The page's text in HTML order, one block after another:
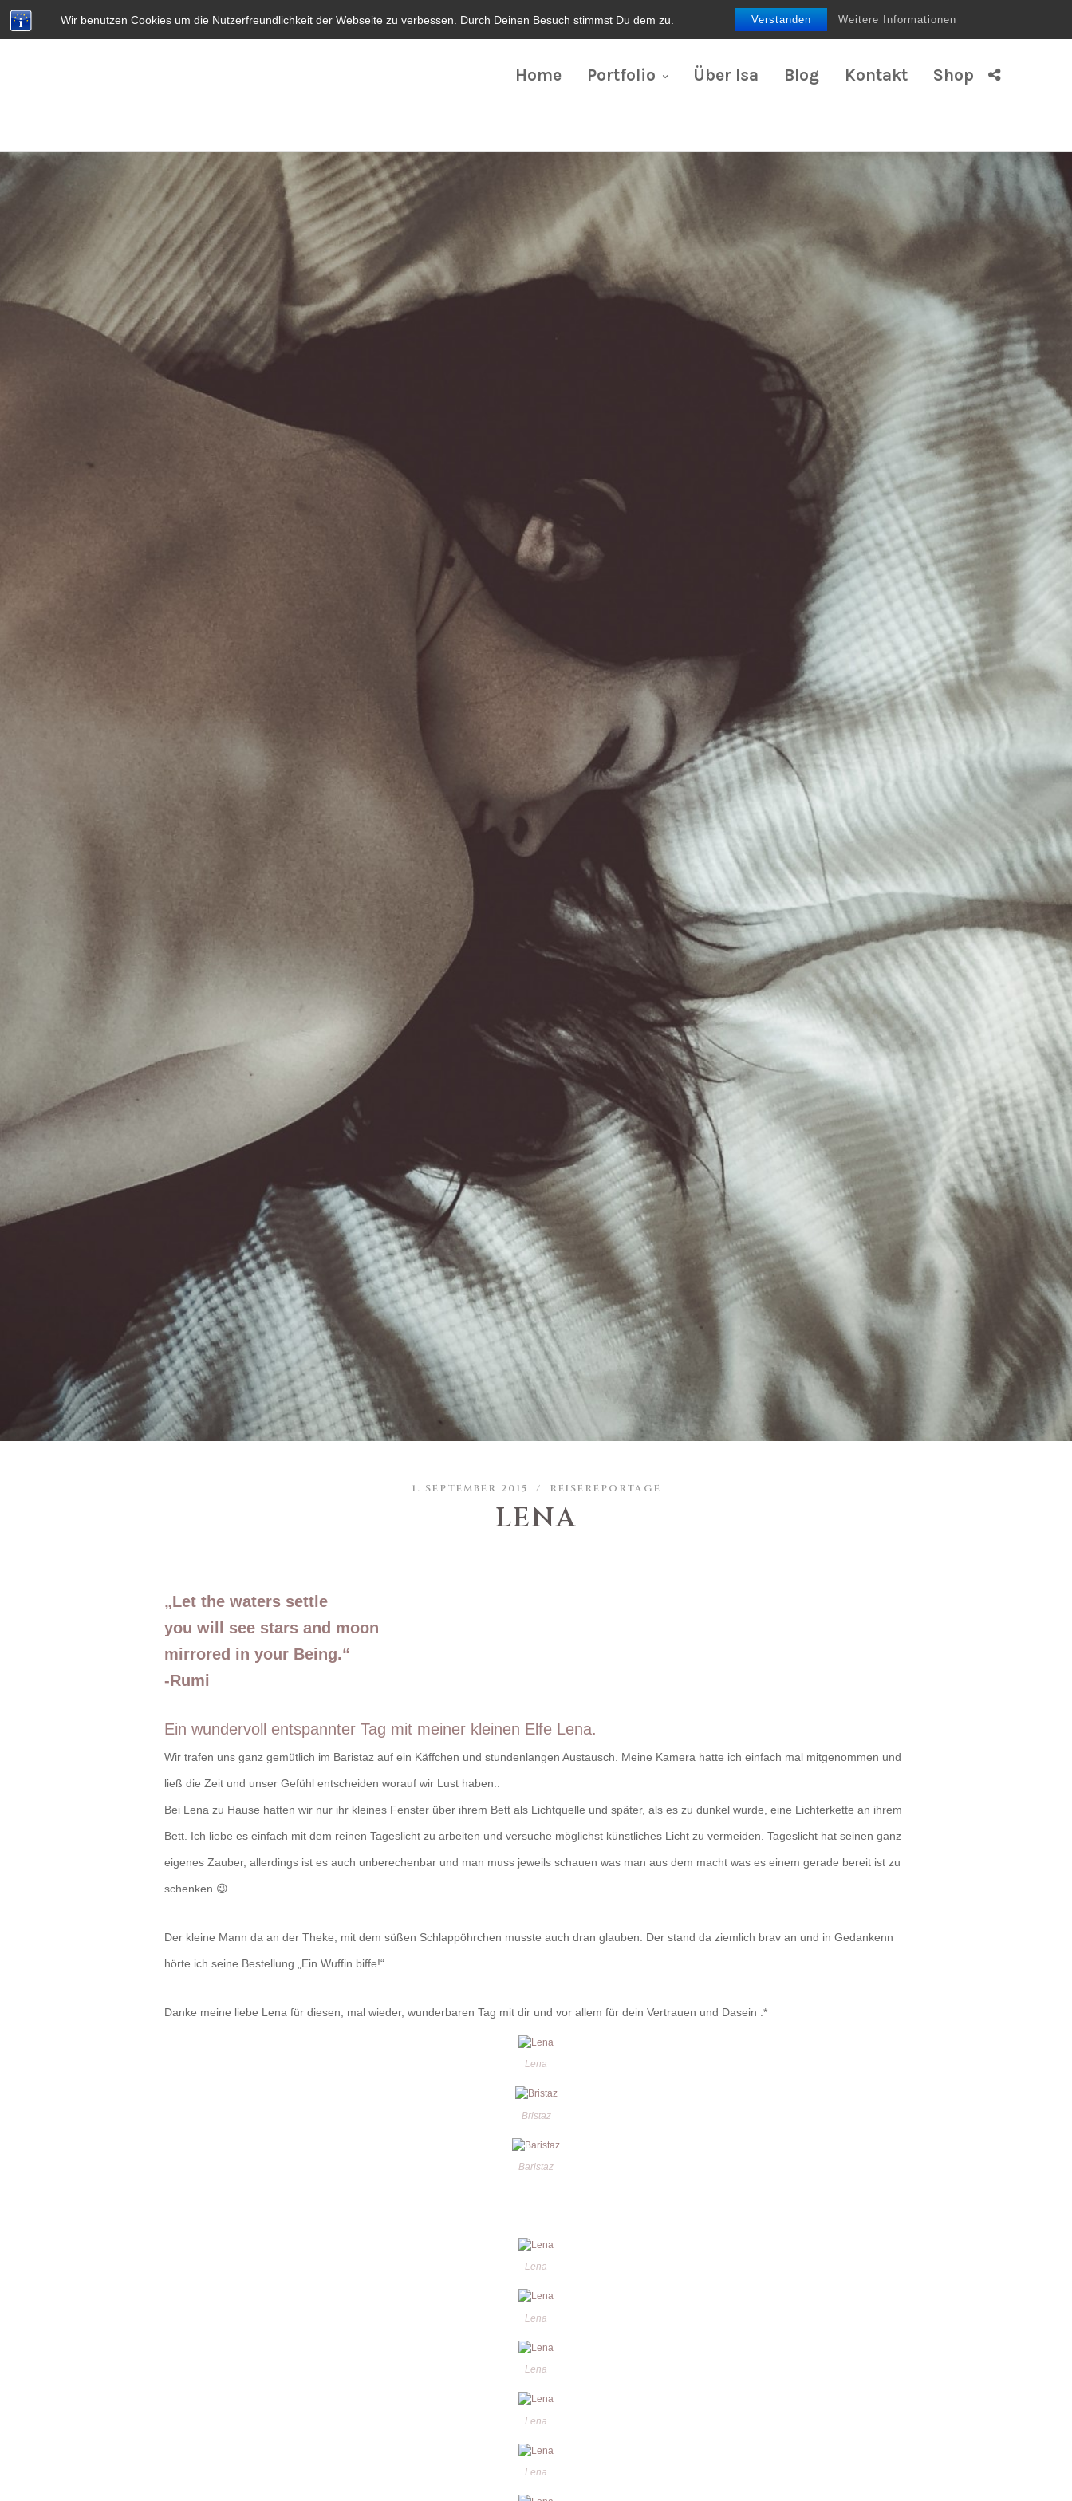
Wir benutzen Cookies um die Nutzerfreundlichkeit der Webseite zu verbessen. Durch Deinen Besuch stimmst Du dem zu. Verstanden Weitere Informationen
Home Portfolio Über Isa Blog Kontakt Shop
1. SEPTEMBER 2015 / REISEREPORTAGE
LENA
„Let the waters settle
you will see stars and moon
mirrored in your Being.“
-Rumi
Ein wundervoll entspannter Tag mit meiner kleinen Elfe Lena.
Wir trafen uns ganz gemütlich im Baristaz auf ein Käffchen und stundenlangen Austausch. Meine Kamera hatte ich einfach mal mitgenommen und
ließ die Zeit und unser Gefühl entscheiden worauf wir Lust haben..
Bei Lena zu Hause hatten wir nur ihr kleines Fenster über ihrem Bett als Lichtquelle und später, als es zu dunkel wurde, eine Lichterkette an ihrem
Bett. Ich liebe es einfach mit dem reinen Tageslicht zu arbeiten und versuche möglichst künstliches Licht zu vermeiden. Tageslicht hat seinen ganz
eigenes Zauber, allerdings ist es auch unberechenbar und man muss jeweils schauen was man aus dem macht was es einem gerade bereit ist zu
schenken 😉
Der kleine Mann da an der Theke, mit dem süßen Schlappöhrchen musste auch dran glauben. Der stand da ziemlich brav an und in Gedankenn
hörte ich seine Bestellung „Ein Wuffin biffe!“
Danke meine liebe Lena für diesen, mal wieder, wunderbaren Tag mit dir und vor allem für dein Vertrauen und Dasein :*
Lena
Bristaz
Baristaz
Lena
Lena
Lena
Lena
Lena